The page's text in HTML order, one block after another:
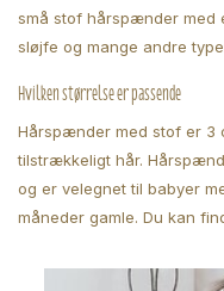
små stof hårspænder med
sløjfe og mange andre
Hvilken størrelse er passende
Hårspænder med stof er 3
tilstrækkeligt hår.
og er velegnet til babyer
måneder gamle. Du kan